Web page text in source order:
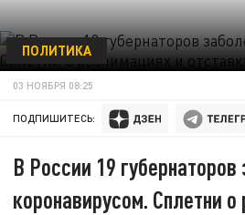
ПОЛИТИКА
03 НОЯБРЯ 08:25
ПОДПИШИТЕСЬ:
В России 19
коронавирусом. Сплетни о